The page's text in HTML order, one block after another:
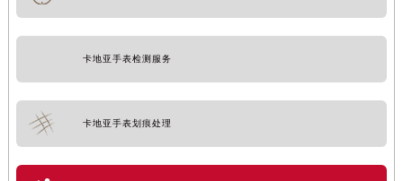
卡地亚手表检测服务
卡地亚手表划痕处理